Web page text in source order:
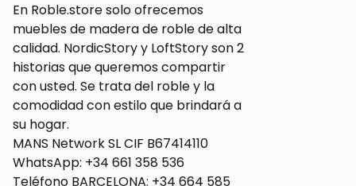
En Roble.store solo ofrecemos
muebles de madera de roble de alta
calidad. NordicStory y LoftStory son 2
historias que queremos compartir
con usted. Se trata del roble y la
comodidad con estilo que brindará a
su hogar.
MANS Network SL CIF B67414110
WhatsApp: +34 661 358 536
Teléfono BARCELONA: +34 664 585